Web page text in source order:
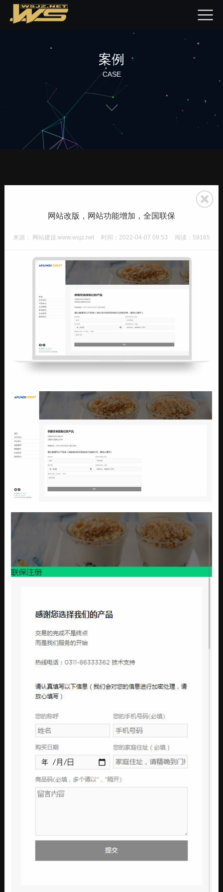
案例
CASE
网站改版，网站功能增加，全国联保
来源： 网站建设:www.wsjz.net 时间：2022-04-07 09:53 阅读：59165